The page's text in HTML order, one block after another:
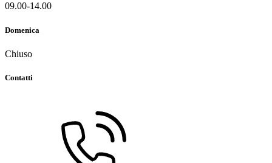
09.00-14.00
Domenica
Chiuso
Contatti